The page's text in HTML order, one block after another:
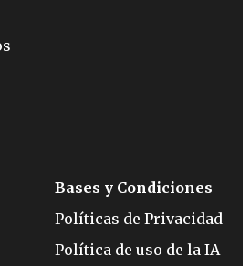
Bases y Condiciones
Políticas de Privacidad
Política de uso de la IA